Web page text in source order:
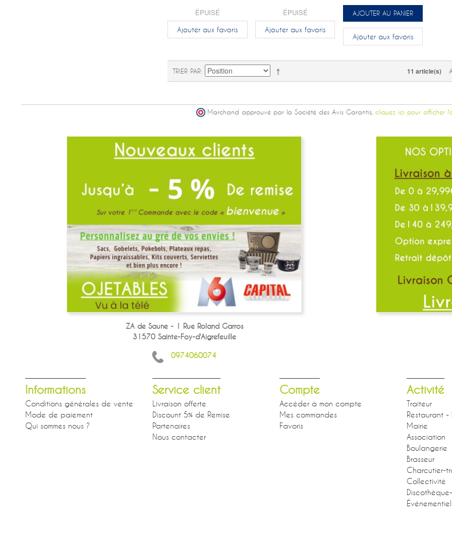
ÉPUISÉ
Ajouter aux favoris
ÉPUISÉ
Ajouter aux favoris
AJOUTER AU PANIER
Ajouter aux favoris
TRIER PAR 11 article(s)
Marchand approuvé par la Société des Avis Garantis, cliquez ici pour afficher
ZA de Saune - 1 Rue Roland Garros
31570 Sainte-Foy-d'Aigrefeuille
0974060074
Informations
Conditions générales de vente
Mode de paiement
Qui sommes nous ?
Service client
Livraison offerte
Discount 5% de Remise
Partenaires
Nous contacter
Compte
Accéder à mon compte
Mes commandes
Favoris
Activité
Traiteur
Restaurant -
Mairie
Association
Boulangerie
Brasseur
Charcutier-
Collectivité
Événementiel